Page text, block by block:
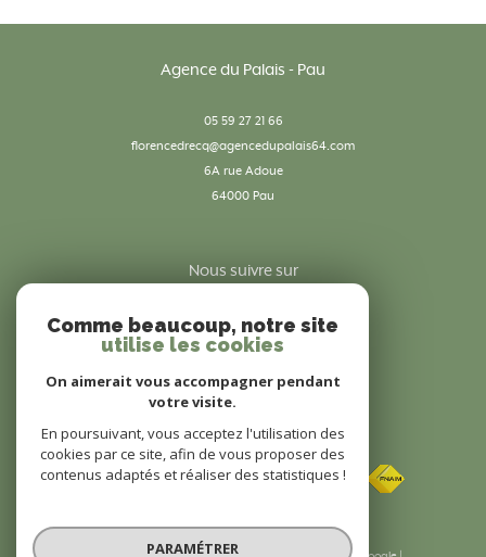
Agence du Palais - Pau
05 59 27 21 66
florencedrecq@agencedupalais64.com
6A rue Adoue
64000
pau
Nous suivre sur
Adhérents
Comme beaucoup, notre site
utilise les cookies
On aimerait vous accompagner pendant
votre visite.
En poursuivant, vous acceptez l'utilisation des
cookies par ce site, afin de vous proposer des
contenus adaptés et réaliser des statistiques !
PARAMÉTRER